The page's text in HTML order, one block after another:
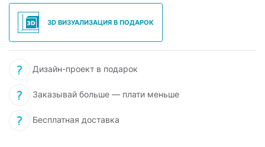
3D ВИЗУАЛИЗАЦИЯ В ПОДАРОК
Дизайн-проект в подарок
Заказывай больше — плати меньше
Бесплатная доставка